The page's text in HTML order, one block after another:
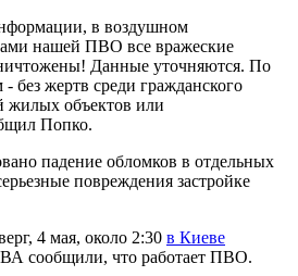
в воздушном
нашей ПВО все вражеские
Данные уточняются. По
без жертв среди гражданского
жилых объектов или
Попко.
падение обломков в отдельных
повреждения застройке
4 мая, около 2:30 в Киеве
сообщили, что работает ПВО.